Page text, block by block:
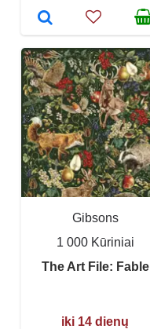
Gibsons
1 000 Kūriniai
The Art File: Fable
iki 14 dienų